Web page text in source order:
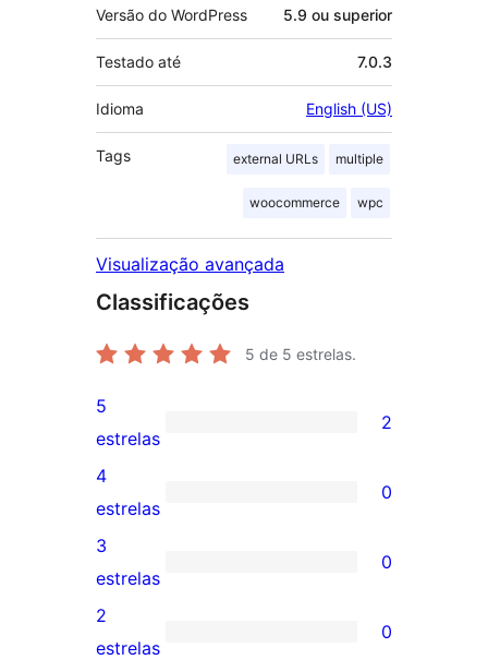
Versão do WordPress 5.9 ou superior
Testado até 7.0.3
Idioma English (US)
Tags external URLs multiple
woocommerce wpc
Visualização avançada
Classificações
5 de 5 estrelas.
2
avaliações
com
5
estrelas
5
estrelas
2
0
avaliação
com
4
estrela
4
estrelas
0
0
avaliação
com
3
estrelas
0
0
2
estrelas
0